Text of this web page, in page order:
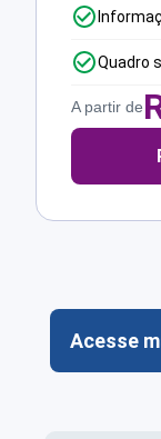
Quadro
A partir de
Acesse